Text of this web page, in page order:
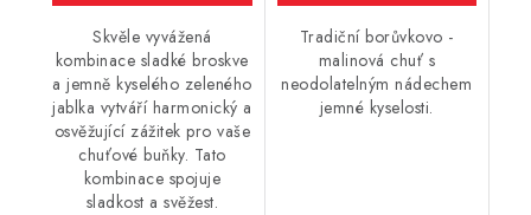
Skvěle vyvážená
kombinace sladké broskve
a jemně kyselého zeleného
jablka vytváří harmonický a
osvěžující zážitek pro vaše
chuťové buňky. Tato
kombinace spojuje
sladkost a svěžest.
Tradiční borůvkovo -
malinová chuť s
neodolatelným nádechem
jemné kyselosti.